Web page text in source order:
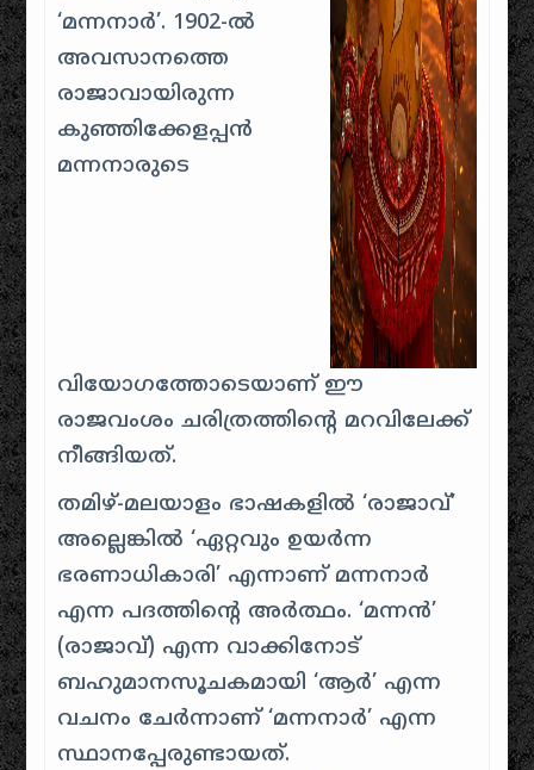
‘മന്നനാർ’. 1902-ൽ
അവസാനത്തെ
രാജാവായിരുന്ന
കുഞ്ഞിക്കേളപ്പൻ
മന്നനാരുടെ
വിയോഗത്തോടെയാണ് ഈ
രാജവംശം ചരിത്രത്തിന്റെ മറവിലേക്ക്
നീങ്ങിയത്.
തമിഴ്-മലയാളം ഭാഷകളിൽ ‘രാജാവ്’
അല്ലെങ്കിൽ ‘ഏറ്റവും ഉയർന്ന
ഭരണാധികാരി’ എന്നാണ് മന്നനാർ
എന്ന പദത്തിന്റെ അർത്ഥം. ‘മന്നൻ’
(രാജാവ്) എന്ന വാക്കിനോട്
ബഹുമാനസൂചകമായി ‘ആർ’ എന്ന
വചനം ചേർന്നാണ് ‘മന്നനാർ’ എന്ന
സ്ഥാനപ്പേരുണ്ടായത്.